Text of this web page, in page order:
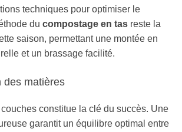
techniques pour optimiser le
du compostage en tas reste la
saison, permettant une montée en
et un brassage facilité.
des matières
couches constitue la clé du succès. Une
garantit un équilibre optimal entre